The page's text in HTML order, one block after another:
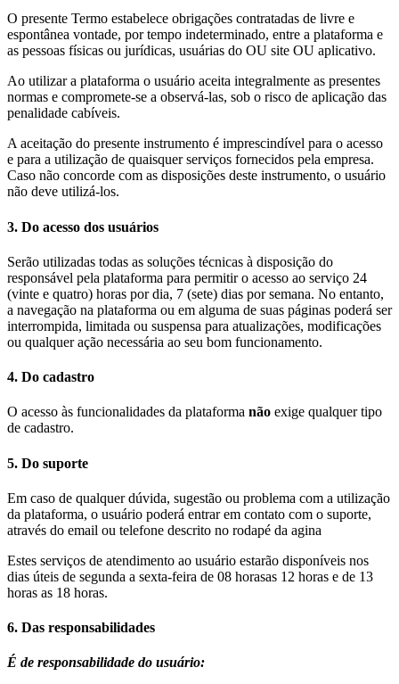
O presente Termo estabelece obrigações contratadas de livre e
espontânea vontade, por tempo indeterminado, entre a plataforma e
as pessoas físicas ou jurídicas, usuárias do OU site OU aplicativo.
Ao utilizar a plataforma o usuário aceita integralmente as presentes
normas e compromete-se a observá-las, sob o risco de aplicação das
penalidade cabíveis.
A aceitação do presente instrumento é imprescindível para o acesso
e para a utilização de quaisquer serviços fornecidos pela empresa.
Caso não concorde com as disposições deste instrumento, o usuário
não deve utilizá-los.
3. Do acesso dos usuários
Serão utilizadas todas as soluções técnicas à disposição do
responsável pela plataforma para permitir o acesso ao serviço 24
(vinte e quatro) horas por dia, 7 (sete) dias por semana. No entanto,
a navegação na plataforma ou em alguma de suas páginas poderá ser
interrompida, limitada ou suspensa para atualizações, modificações
ou qualquer ação necessária ao seu bom funcionamento.
4. Do cadastro
O acesso às funcionalidades da plataforma não exige qualquer tipo
de cadastro.
5. Do suporte
Em caso de qualquer dúvida, sugestão ou problema com a utilização
da plataforma, o usuário poderá entrar em contato com o suporte,
através do email ou telefone descrito no rodapé da agina
Estes serviços de atendimento ao usuário estarão disponíveis nos
dias úteis de segunda a sexta-feira de 08 horasas 12 horas e de 13
horas as 18 horas.
6. Das responsabilidades
É de responsabilidade do usuário: